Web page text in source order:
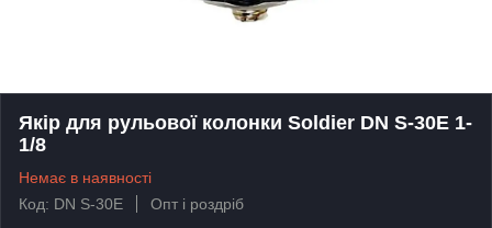
Якір для рульової колонки Soldier DN S-30E 1-
1/8
Немає в наявності
Код: DN S-30E
Опт і роздріб